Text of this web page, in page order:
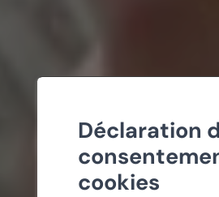
Déclaration
cookies